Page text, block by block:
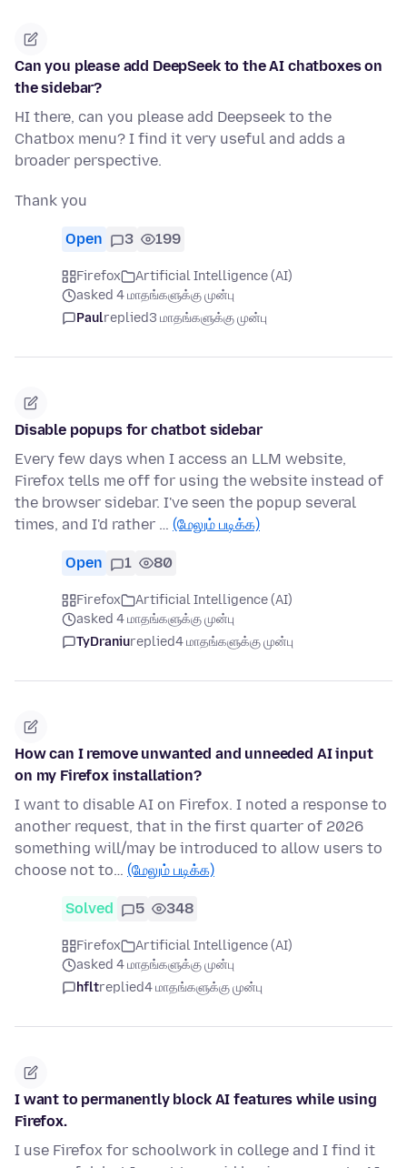
Can you please add DeepSeek to the AI chatboxes on
the sidebar?
HI there, can you please add Deepseek to the
Chatbox menu? I find it very useful and adds a
broader perspective.
Thank you
Open 3 199
Firefox
Artificial Intelligence (AI)
asked 4 மாதங்களுக்கு முன்பு
Paulreplied3 மாதங்களுக்கு முன்பு
Disable popups for chatbot sidebar
Every few days when I access an LLM website,
Firefox tells me off for using the website instead of
the browser sidebar. I've seen the popup several
times, and I'd rather … (மேலும் படிக்க)
Open 1 80
Firefox
Artificial Intelligence (AI)
asked 4 மாதங்களுக்கு முன்பு
TyDraniureplied4 மாதங்களுக்கு முன்பு
How can I remove unwanted and unneeded AI input
on my Firefox installation?
I want to disable AI on Firefox. I noted a response to
another request, that in the first quarter of 2026
something will/may be introduced to allow users to
choose not to… (மேலும் படிக்க)
Solved 5 348
Firefox
Artificial Intelligence (AI)
asked 4 மாதங்களுக்கு முன்பு
hfltreplied4 மாதங்களுக்கு முன்பு
I want to permanently block AI features while using
Firefox.
I use Firefox for schoolwork in college and I find it